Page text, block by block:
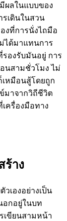
ผลในแบบของ
รเดินในสวน
งที่การนั่งไถมือ
ได้มาแทนการ
รองรับมันอยู่ การ
นสามชั่วโมง ไม่
เหมือนสู้โดยถูก
มาจากวิถีชีวิต
ครื่องมือทาง
ร้าง
เองอย่างเป็น
อกอยู่ในบท
เขียนสามหน้า